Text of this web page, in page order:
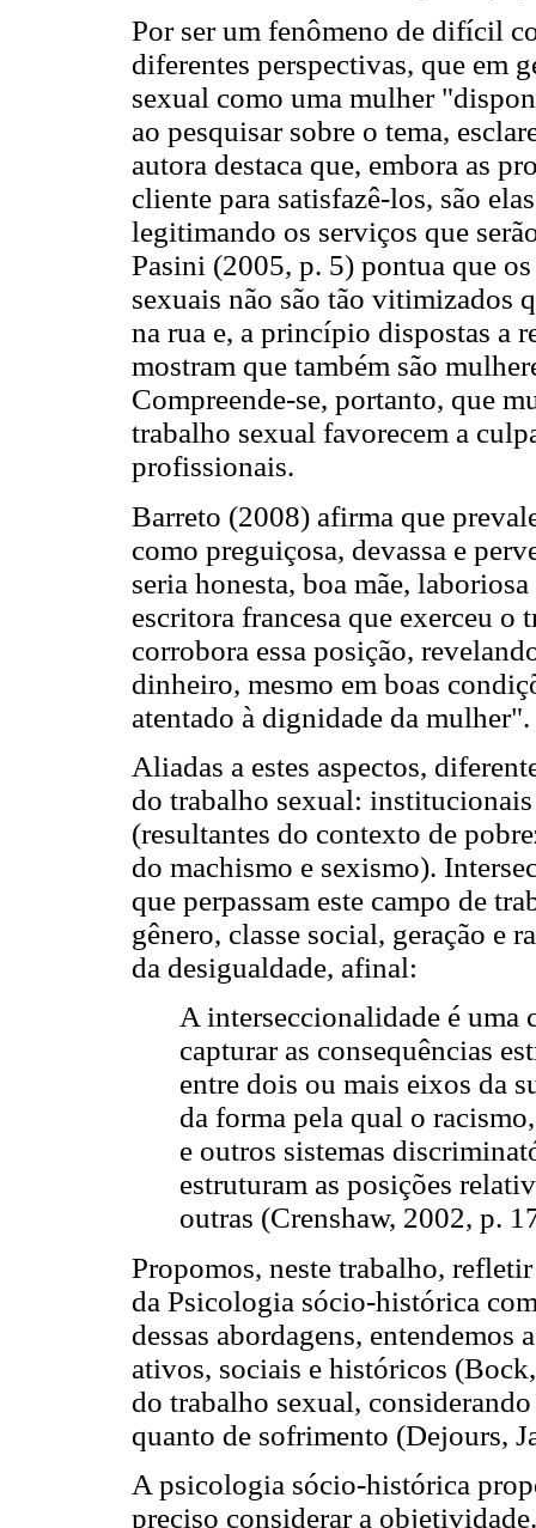
Por ser um fenômeno de difícil
diferentes perspectivas, que em
sexual como uma mulher
ao pesquisar sobre o tema,
autora destaca que, embora as
cliente para satisfazê-los, são
legitimando os serviços que
Pasini (2005, p. 5) pontua que
sexuais não são tão vitimizados
na rua e, a princípio dispostas a
mostram que também são
Compreende-se, portanto, que
trabalho sexual favorecem a
profissionais.
Barreto (2008) afirma que
como preguiçosa, devassa e
seria honesta, boa mãe,
escritora francesa que exerceu o
corrobora essa posição,
dinheiro, mesmo em boas
atentado à dignidade da mulher".
Aliadas a estes aspectos,
do trabalho sexual:
(resultantes do contexto de
do machismo e sexismo).
que perpassam este campo de
gênero, classe social, geração e
da desigualdade, afinal:
A interseccionalidade é uma
capturar as consequências
entre dois ou mais eixos da
da forma pela qual o
e outros sistemas
estruturam as posições
outras (Crenshaw, 2002, p.
Propomos, neste trabalho,
da Psicologia sócio-histórica
dessas abordagens, entendemos
ativos, sociais e históricos
do trabalho sexual,
quanto de sofrimento (Dejours,
A psicologia sócio-histórica
preciso considerar a